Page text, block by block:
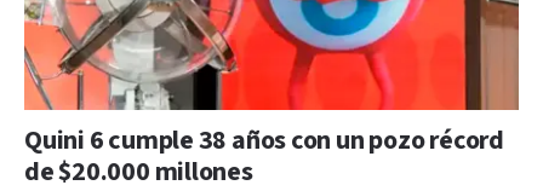
Quini 6 cumple 38 años con un pozo récord
de $20.000 millones